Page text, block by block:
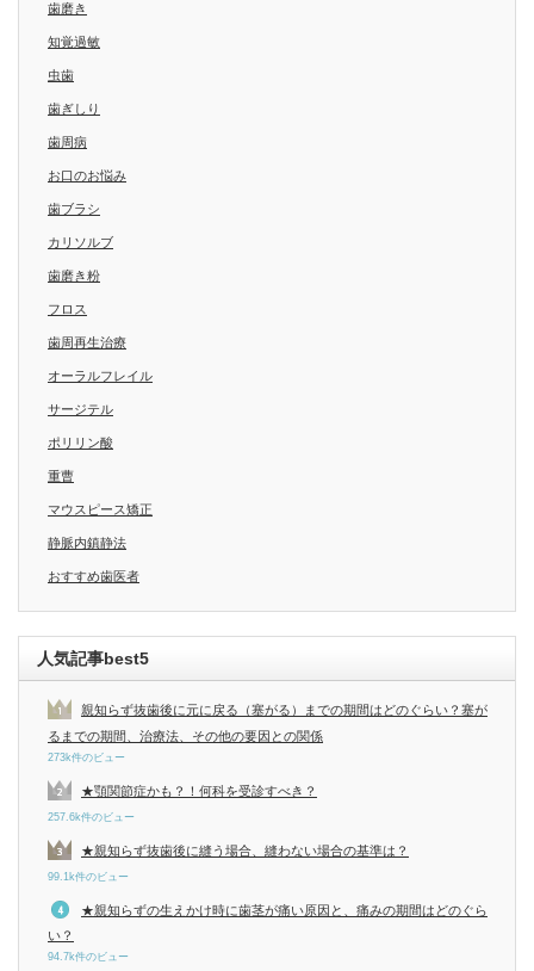
歯磨き
知覚過敏
虫歯
歯ぎしり
歯周病
お口のお悩み
歯ブラシ
カリソルブ
歯磨き粉
フロス
歯周再生治療
オーラルフレイル
サージテル
ポリリン酸
重曹
マウスピース矯正
静脈内鎮静法
おすすめ歯医者
人気記事best5
親知らず抜歯後に元に戻る（塞がる）までの期間はどのぐらい？塞が
るまでの期間、治療法、その他の要因との関係
273k件のビュー
★顎関節症かも？！何科を受診すべき？
257.6k件のビュー
★親知らず抜歯後に縫う場合、縫わない場合の基準は？
99.1k件のビュー
★親知らずの生えかけ時に歯茎が痛い原因と、痛みの期間はどのぐら
い？
94.7k件のビュー